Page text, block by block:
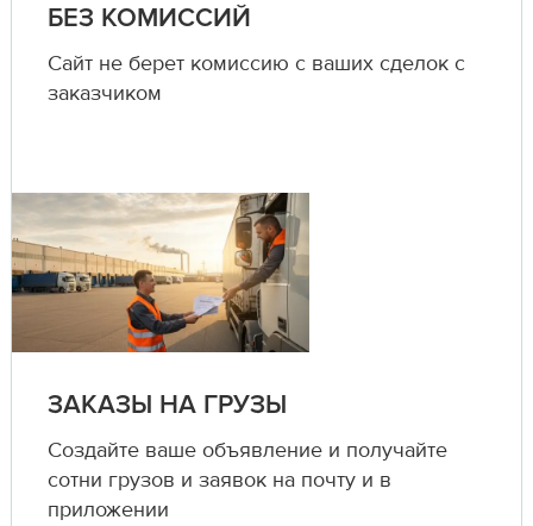
БЕЗ КОМИССИЙ
Сайт не берет комиссию с ваших сделок с
заказчиком
ЗАКАЗЫ НА ГРУЗЫ
Создайте ваше объявление и получайте
сотни грузов и заявок на почту и в
приложении